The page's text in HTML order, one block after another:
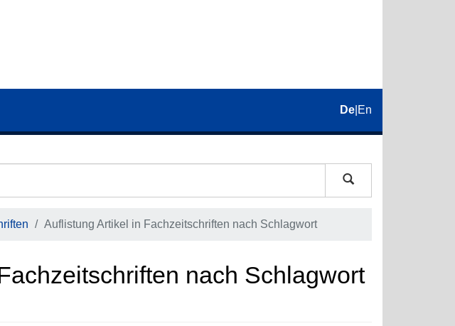
De En
Auflistung Artikel in Fachzeitschriften nach Schlagwort
nach Schlagwort